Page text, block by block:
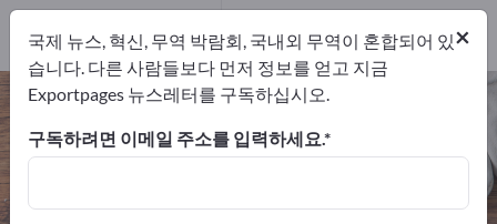
플라스틱 식기 – 제조업체 및 공급업
체 찾기
제조업체2×
국제 뉴스, 혁신, 무역 박람회, 국내외 무역이 혼합되어 있
습니다. 다른 사람들보다 먼저 정보를 얻고 지금
Exportpages 뉴스레터를 구독하십시오.
구독하려면 이메일 주소를 입력하세요.